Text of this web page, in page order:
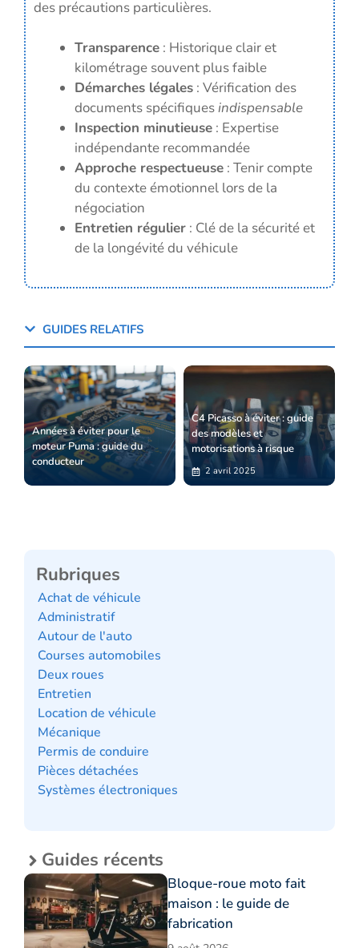
des précautions particulières.
Transparence : Historique clair et
kilométrage souvent plus faible
Démarches légales : Vérification des
documents spécifiquesindispensable
Inspection minutieuse : Expertise
indépendante recommandée
Approche respectueuse : Tenir compte
du contexte émotionnel lors de la
négociation
Entretien régulier : Clé de la sécurité et
de la longévité du véhicule
GUIDES RELATIFS
Années à éviter pour le
moteur Puma : guide du
conducteur
C4 Picasso à éviter : guide
des modèles et
motorisations à risque
2 avril 2025
Rubriques
Achat de véhicule
Administratif
Autour de l'auto
Courses automobiles
Deux roues
Entretien
Location de véhicule
Mécanique
Permis de conduire
Pièces détachées
Systèmes électroniques
Guides récents
Bloque-roue moto fait
maison : le guide de
fabrication